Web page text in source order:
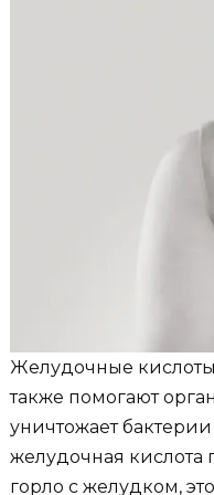
Желудочные
также помогают
уничтожает
желудочная кислота
горло с желудком,